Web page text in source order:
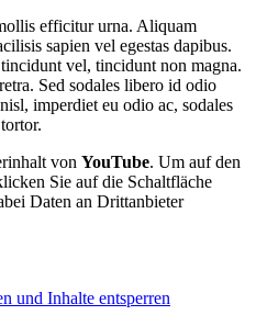
efficitur urna. Aliquam
sapien vel egestas dapibus.
vel, tincidunt non magna.
Sed sodales libero id odio
imperdiet eu odio ac, sodales
von YouTube. Um auf den
Sie auf die Schaltfläche
Daten an Drittanbieter
und Inhalte entsperren